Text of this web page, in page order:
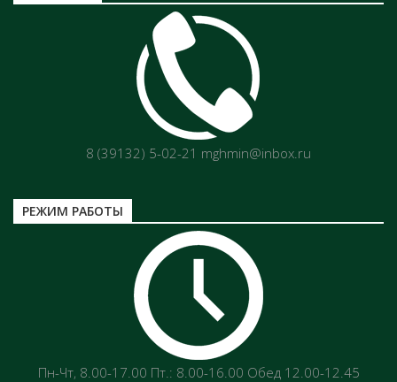
8 (39132) 5-02-21 mghmin@inbox.ru
РЕЖИМ РАБОТЫ
Пн-Чт‚ 8.00-17.00 Пт.: 8.00-16.00 Обед 12.00-12.45